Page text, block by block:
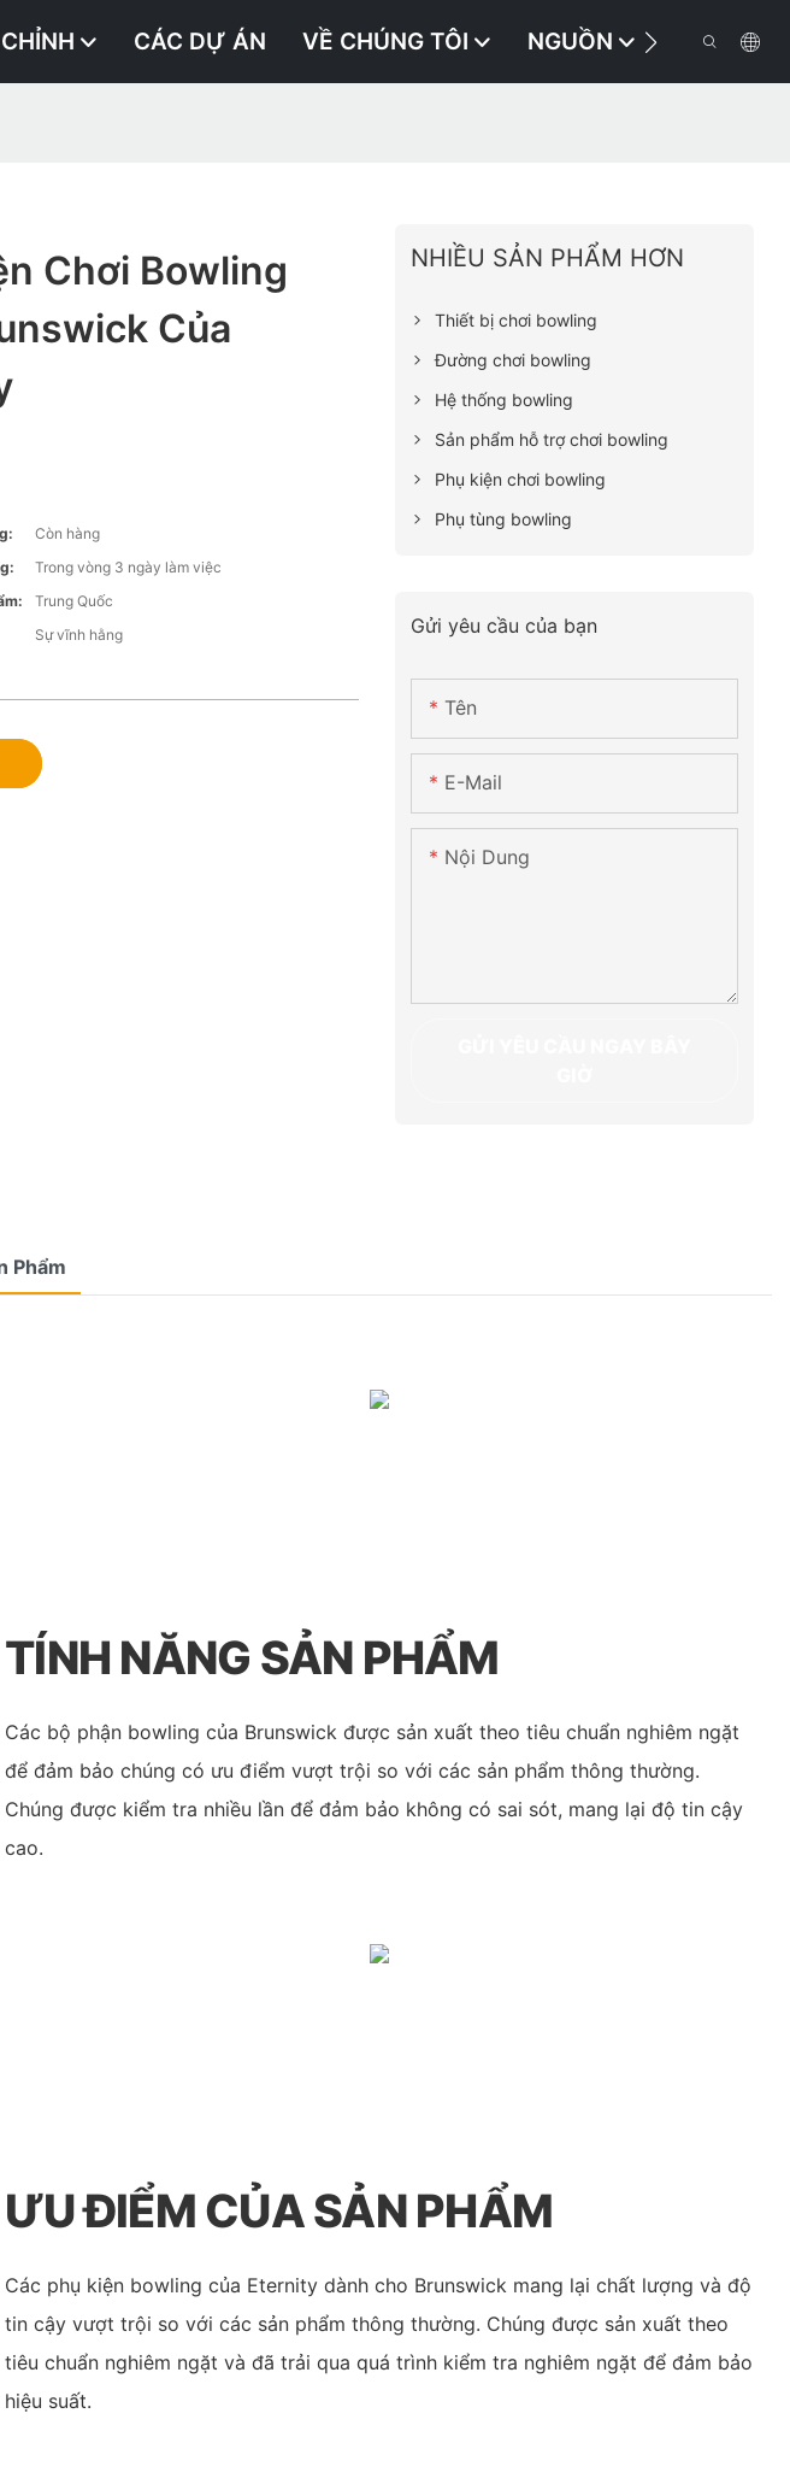
CÁC DỰ ÁN VỀ CHÚNG TÔI NGUỒN LIÊN HỆ
Chơi Bowling
Của
Còn hàng
Trong vòng 3 ngày làm việc
Trung Quốc
Sự vĩnh hằng
NHIỀU SẢN PHẨM HƠN
Thiết bị chơi bowling
Đường chơi bowling
Hệ thống bowling
Sản phẩm hỗ trợ chơi bowling
Phụ kiện chơi bowling
Phụ tùng bowling
Gửi yêu cầu của bạn
Tên
E-Mail
Nội Dung
Phẩm
TÍNH NĂNG SẢN PHẨM
Các bộ phận bowling của Brunswick được sản xuất theo tiêu chuẩn nghiêm ngặt
để đảm bảo chúng có ưu điểm vượt trội so với các sản phẩm thông thường.
Chúng được kiểm tra nhiều lần để đảm bảo không có sai sót, mang lại độ tin cậy
cao.
ƯU ĐIỂM CỦA SẢN PHẨM
Các phụ kiện bowling của Eternity dành cho Brunswick mang lại chất lượng và độ
tin cậy vượt trội so với các sản phẩm thông thường. Chúng được sản xuất theo
tiêu chuẩn nghiêm ngặt và đã trải qua quá trình kiểm tra nghiêm ngặt để đảm bảo
hiệu suất.